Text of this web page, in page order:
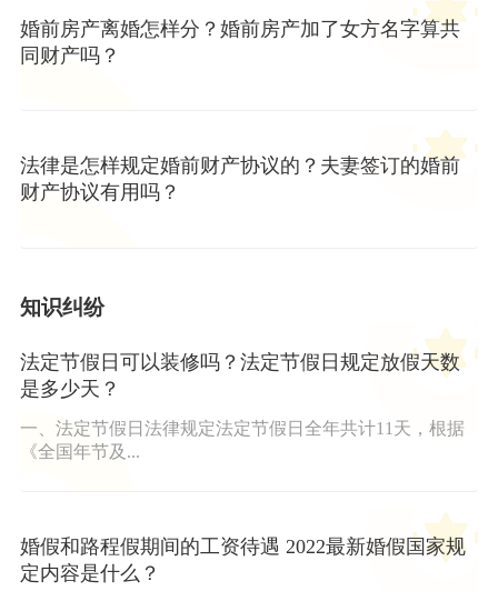
婚前房产离婚怎样分？婚前房产加了女方名字算共
同财产吗？
法律是怎样规定婚前财产协议的？夫妻签订的婚前
财产协议有用吗？
知识纠纷
法定节假日可以装修吗？法定节假日规定放假天数
是多少天？
一、法定节假日法律规定法定节假日全年共计11天，根据
《全国年节及...
婚假和路程假期间的工资待遇 2022最新婚假国家规
定内容是什么？